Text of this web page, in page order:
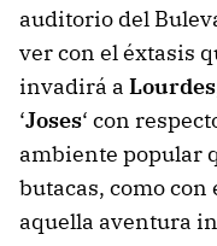
auditorio del
ver con el éxtasis
invadirá a Lourdes
‘Joses‘ con
ambiente popular
butacas, como
aquella aventura